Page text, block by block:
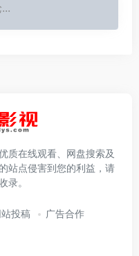
质在线观看、网盘搜索及
站点侵害到您的利益，请
录。
站投稿 广告合作